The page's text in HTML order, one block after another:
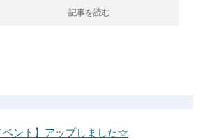
記事を読む
ベント】アップしました☆